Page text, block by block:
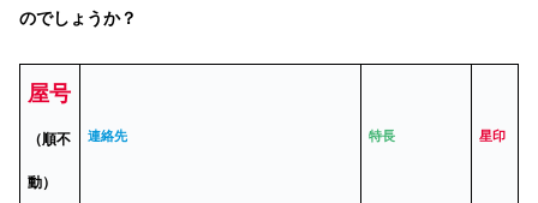
のでしょうか？
屋号
（順不
動）
連絡先 特長 星印